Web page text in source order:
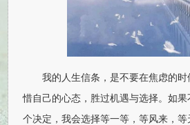
我的人生信条，是不要在焦虑的
惜自己的心态，胜过机遇与选择。如
个决定，我会选择等一等，等风来，等